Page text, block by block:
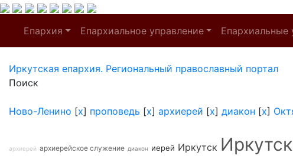
Епархия Епархиальное управление Епархиальные
Иркутская епархия. Региональный православный портал
Поиск
Ново-Ленино [x] проповедь [x] архиерей [x] диакон [x]
архиерей архиерейское служение диакон иерей Иркутск